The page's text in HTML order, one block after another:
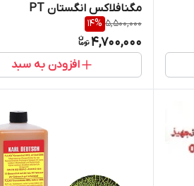
مگنافلاکس انگستان PT
5,500,000
14%
4,700,000
افزودن به سبد